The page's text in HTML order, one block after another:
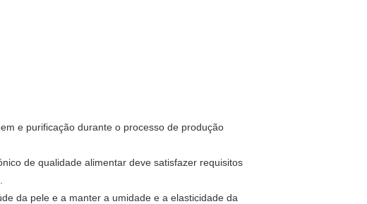
e purificação durante o processo de produção
de qualidade alimentar deve satisfazer requisitos
da pele e a manter a umidade e a elasticidade da